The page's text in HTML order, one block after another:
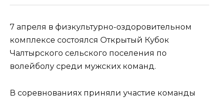
7 апреля в физкультурно-оздоровительном
комплексе состоялся Открытый Кубок
Чалтырского сельского поселения по
волейболу среди мужских команд.
В соревнованиях приняли участие команды